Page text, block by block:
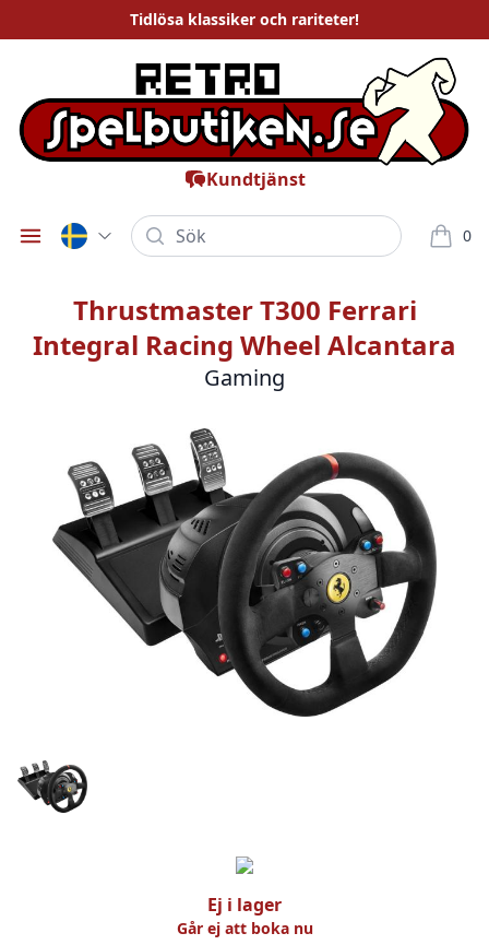
Tidlösa klassiker och rariteter!
Kundtjänst
Öppna meny
Sök 0
varor i
Thrustmaster T300 Ferrari
Integral Racing Wheel Alcantara
Gaming
Ej i lager
Går ej att boka nu